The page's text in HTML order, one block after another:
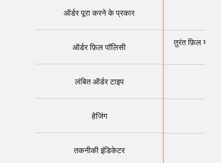
ऑर्डर पूरा करने के प्रकार
ऑर्डर फ़िल पॉलिसी
लंबित ऑर्डर टाइप
हेजिंग
तकनीकी इंडिकेटर
तुरंत फ़िल या